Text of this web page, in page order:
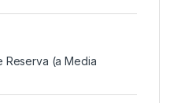
Reserva (a Media